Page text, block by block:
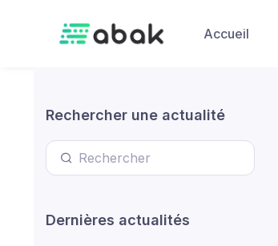
Accueil
Rechercher une actualité
Dernières actualités